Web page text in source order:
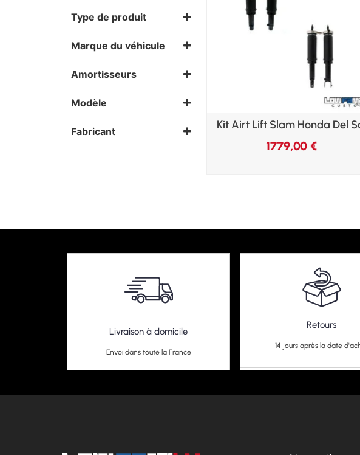
Type de produit
Marque du véhicule
Amortisseurs
Kit complet
Modèle
Fabricant
Kit Airt Lift Slam Honda Del
1779,00€
Livraison à domicile
Envoi dans toute la France
Retours
14 jours après la date